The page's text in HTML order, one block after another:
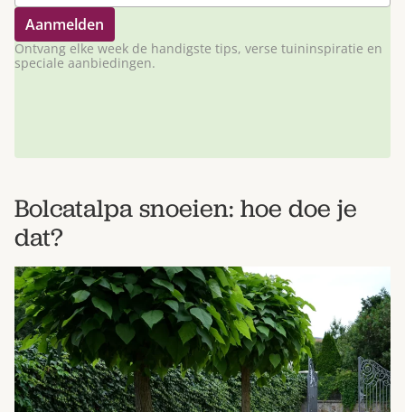
Ontvang elke week de handigste tips, verse tuininspiratie en
speciale aanbiedingen.
Bolcatalpa snoeien: hoe doe je
dat?